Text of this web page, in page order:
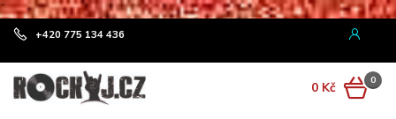
¨
+420 775 134 436
0
0 Kč